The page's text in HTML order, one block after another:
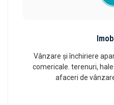
Vânzare și închiriere
comericale. terenuri,
afaceri de